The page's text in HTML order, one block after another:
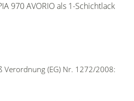
970 AVORIO als 1-Schichtlack
Verordnung (EG) Nr. 1272/2008: